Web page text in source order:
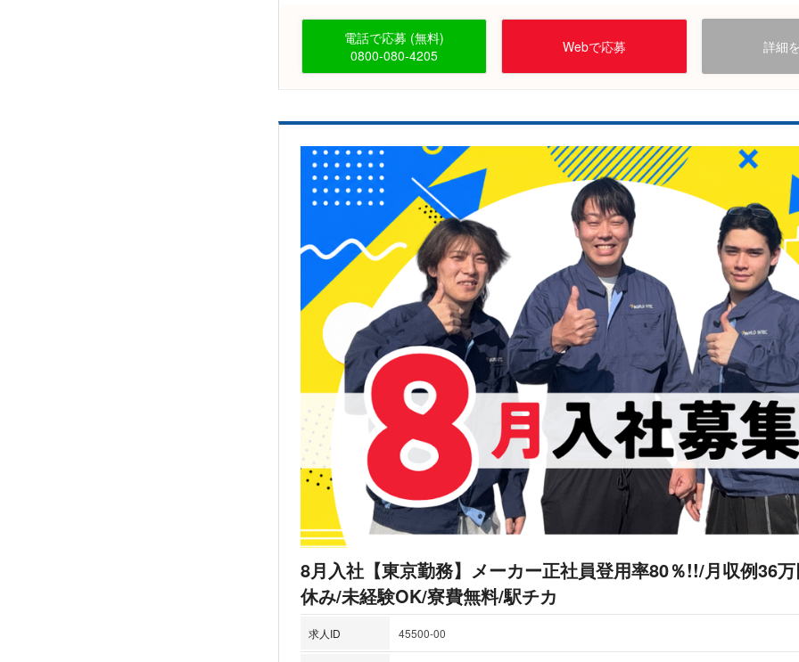
電話で応募 (無料)
0800-080-4205
Webで応募 詳細
8月入社【東京勤務】メーカー正社員登用率80％!!/月収例36
休み/未経験OK/寮費無料/駅チカ
求人ID 45500-00